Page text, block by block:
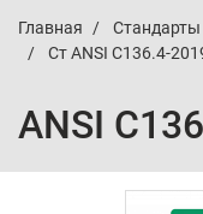
Главная Стандарты
Ст ANSI C136.4-
ANSI